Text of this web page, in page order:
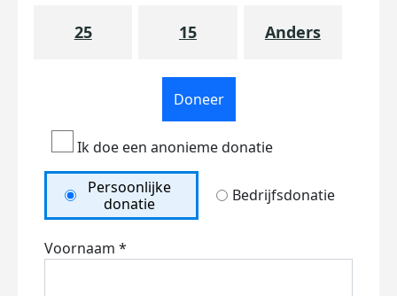
25 15 Anders
Doneer
Ik doe een anonieme donatie
Persoonlijke
donatie
Bedrijfsdonatie
Voornaam *